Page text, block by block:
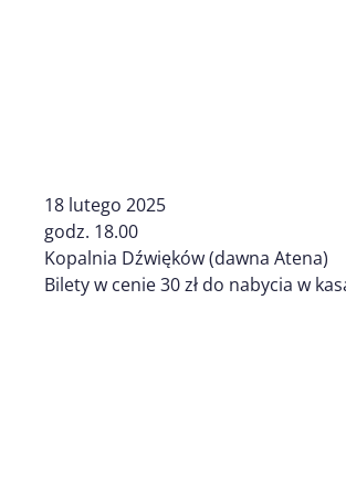
18 lutego 2025
godz. 18.00
Kopalnia Dźwięków (dawna Atena)
Bilety w cenie 30 zł do nabycia w